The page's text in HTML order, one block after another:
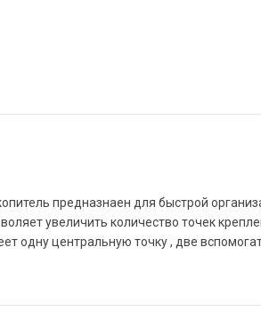
предназнаен для быстрой
увеличить количество точек
одну центральную точку , две